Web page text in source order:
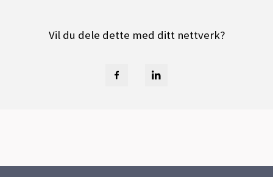
Vil du dele dette med ditt nettverk?